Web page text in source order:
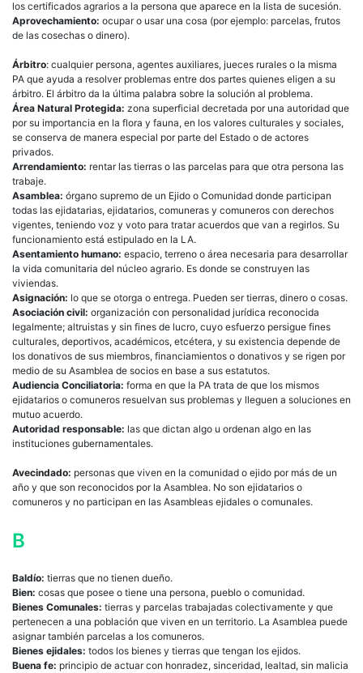
los certificados agrarios a la persona que aparece en la lista de sucesión.
Aprovechamiento: ocupar o usar una cosa (por ejemplo: parcelas, frutos
de las cosechas o dinero).
Árbitro: cualquier persona, agentes auxiliares, jueces rurales o la misma
PA que ayuda a resolver problemas entre dos partes quienes eligen a su
árbitro. El árbitro da la última palabra sobre la solución al problema.
Área Natural Protegida: zona superficial decretada por una autoridad que
por su importancia en la flora y fauna, en los valores culturales y sociales,
se conserva de manera especial por parte del Estado o de actores
privados.
Arrendamiento: rentar las tierras o las parcelas para que otra persona las
trabaje.
Asamblea: órgano supremo de un Ejido o Comunidad donde participan
todas las ejidatarias, ejidatarios, comuneras y comuneros con derechos
vigentes, teniendo voz y voto para tratar acuerdos que van a regirlos. Su
funcionamiento está estipulado en la LA.
Asentamiento humano: espacio, terreno o área necesaria para desarrollar
la vida comunitaria del núcleo agrario. Es donde se construyen las
viviendas.
Asignación: lo que se otorga o entrega. Pueden ser tierras, dinero o cosas.
Asociación civil: organización con personalidad jurídica reconocida
legalmente; altruistas y sin fines de lucro, cuyo esfuerzo persigue fines
culturales, deportivos, académicos, etcétera, y su existencia depende de
los donativos de sus miembros, financiamientos o donativos y se rigen por
medio de su Asamblea de socios en base a sus estatutos.
Audiencia Conciliatoria: forma en que la PA trata de que los mismos
ejidatarios o comuneros resuelvan sus problemas y lleguen a soluciones en
mutuo acuerdo.
Autoridad responsable: las que dictan algo u ordenan algo en las
instituciones gubernamentales.
Avecindado: personas que viven en la comunidad o ejido por más de un
año y que son reconocidos por la Asamblea. No son ejidatarios o
comuneros y no participan en las Asambleas ejidales o comunales.
B
Baldío: tierras que no tienen dueño.
Bien: cosas que posee o tiene una persona, pueblo o comunidad.
Bienes Comunales: tierras y parcelas trabajadas colectivamente y que
pertenecen a una población que viven en un territorio. La Asamblea puede
asignar también parcelas a los comuneros.
Bienes ejidales: todos los bienes y tierras que tengan los ejidos.
Buena fe: principio de actuar con honradez, sinceridad, lealtad, sin malicia